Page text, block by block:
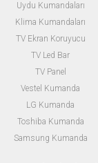
Uydu Kumandaları
Klima Kumandaları
TV Ekran Koruyucu
TV Led Bar
TV Panel
Vestel Kumanda
LG Kumanda
Toshiba Kumanda
Samsung Kumanda